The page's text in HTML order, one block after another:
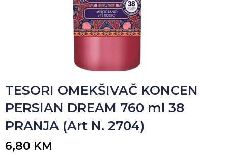
TESORI OMEKŠIVAČ KONCEN
PERSIAN DREAM 760 ml 38
PRANJA (Art N. 2704)
6,80 KM